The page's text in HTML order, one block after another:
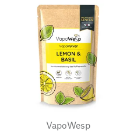
VapoWesp